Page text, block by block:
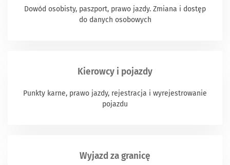
Dowód osobisty, paszport, prawo jazdy. Zmiana i dostęp
do danych osobowych
Kierowcy i pojazdy
Punkty karne, prawo jazdy, rejestracja i wyrejestrowanie
pojazdu
Wyjazd za granicę